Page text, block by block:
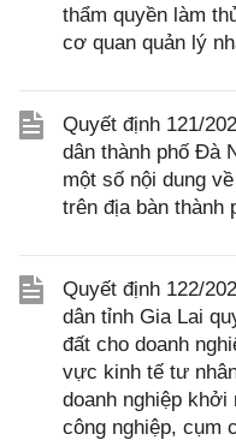
thẩm quyền làm
cơ quan quản lý
Quyết định 121/
dân thành phố Đà
một số nội dung
trên địa bàn thành
Quyết định 122/
dân tỉnh Gia Lai
đất cho doanh
vực kinh tế tư
doanh nghiệp khởi
công nghiệp, cụm